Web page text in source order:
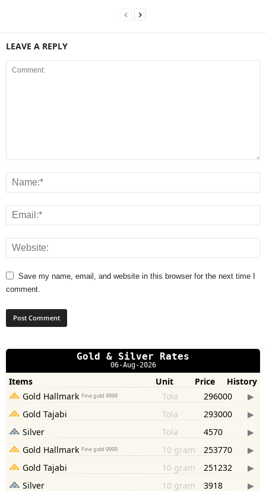
LEAVE A REPLY
Save my name, email, and website in this browser for the next time I
comment.